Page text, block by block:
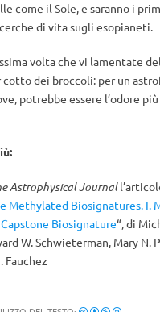
come il Sole, e saranno i
di vita sugli esopianeti.
volta che vi lamentate
cotto dei broccoli: per un
potrebbe essere l’odore
Astrophysical Journal
Methylated Biosignatures. I.
Biosignature“, di
W. Schwieterman, Mary N.
Fauchez